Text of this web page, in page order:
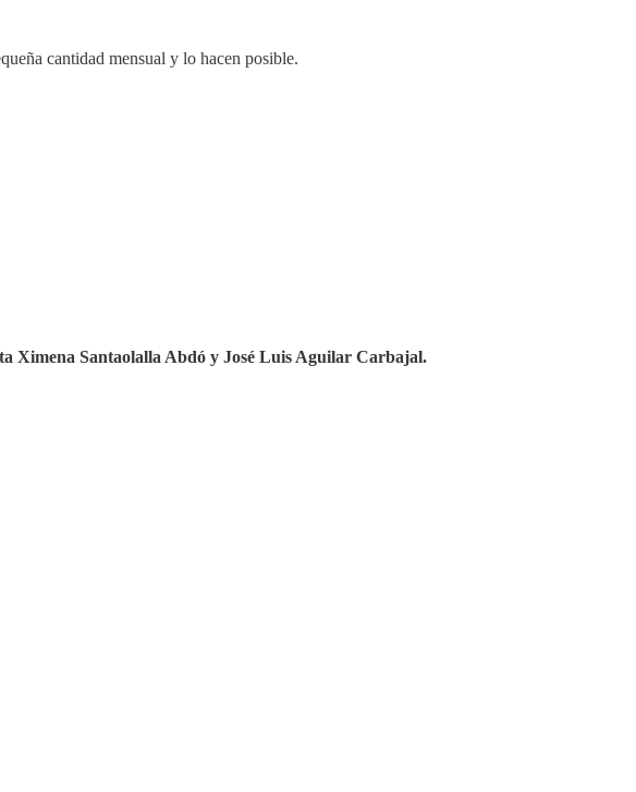
cantidad mensual y lo hacen posible.
Ximena Santaolalla Abdó y José Luis Aguilar Carbajal.